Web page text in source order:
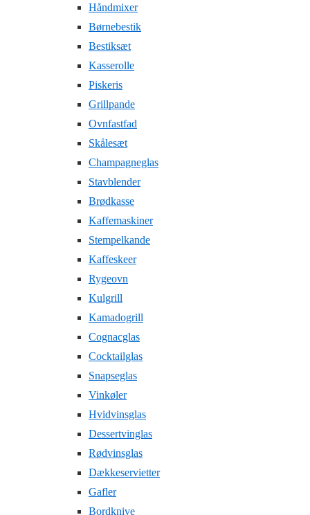
Håndmixer
Børnebestik
Bestiksæt
Kasserolle
Piskeris
Grillpande
Ovnfastfad
Skålesæt
Champagneglas
Stavblender
Brødkasse
Kaffemaskiner
Stempelkande
Kaffeskeer
Rygeovn
Kulgrill
Kamadogrill
Cognacglas
Cocktailglas
Snapseglas
Vinkøler
Hvidvinsglas
Dessertvinglas
Rødvinsglas
Dækkeservietter
Gafler
Bordknive